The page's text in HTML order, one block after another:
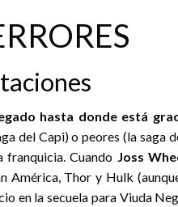
hasta donde está
del Capi) o peores (la saga
franquicia. Cuando Joss
América, Thor y Hulk
en la secuela para Viuda